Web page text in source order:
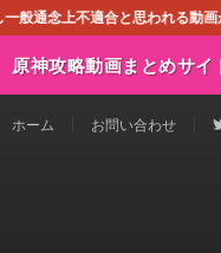
われる動画がございまし
原神攻略動画まとめサイ
ホーム お問い合わせ